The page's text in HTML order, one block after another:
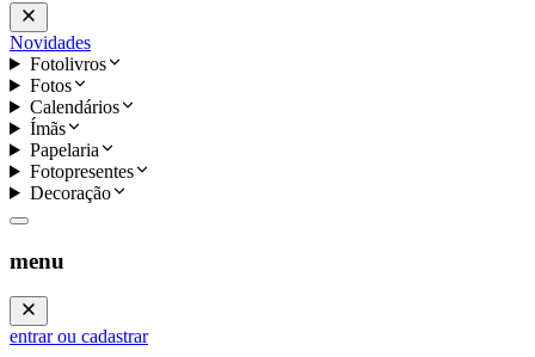
Novidades
Fotolivros
Fotos
Calendários
Ímãs
Papelaria
Fotopresentes
Decoração
menu
entrar ou cadastrar